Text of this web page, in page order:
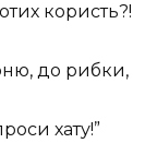
користь?!
до рибки,
хату!”